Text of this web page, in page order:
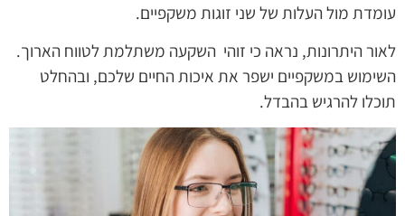
עומדת מול העלות של שני זוגות משקפיים.
לאור היתרונות, נראה כי זוהי השקעה משתלמת לטווח הארוך.
השימוש במשקפיים ישפר את איכות החיים שלכם, ובהחלט
תוכלו להרגיש בהבדל.